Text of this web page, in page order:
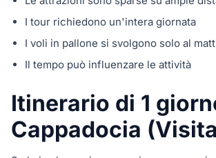
I tour richiedono un'intera giornata
I voli in pallone si svolgono solo al
Il tempo può influenzare le attività
Itinerario di 1
Cappadocia